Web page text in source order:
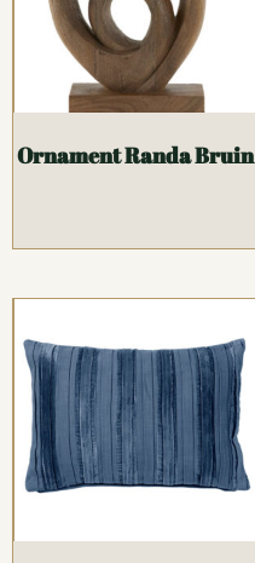
Ornament Randa Bruin